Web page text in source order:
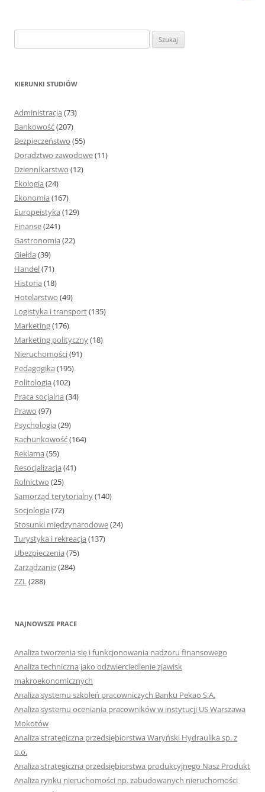
z
KIERUNKI STUDIÓW
Administracja (73)
Bankowość(207)
Bezpieczeństwo (55)
Doradztwo zawodowe(11)
Dziennikarstwo (12)
Ekologia (24)
Ekonomia (167)
Europeistyka (129)
Finanse(241)
Gastronomia (22)
Giełda (39)
Handel(71)
Historia (18)
Hotelarstwo (49)
Logistyka i transport(135)
Marketing(176)
Marketing polityczny(18)
Nieruchomości(91)
Pedagogika (195)
Politologia (102)
Praca socjalna (34)
Prawo (97)
Psychologia (29)
Rachunkowość(164)
Reklama (55)
Resocjalizacja (41)
Rolnictwo (25)
Samorząd terytorialny(140)
Socjologia (72)
Stosunki międzynarodowe(24)
Turystyka i rekreacja (137)
Ubezpieczenia (75)
Zarządzanie(284)
ZZL(288)
NAJNOWSZE PRACE
Analiza tworzenia się i funkcjonowania nadzoru finansowego
Analiza techniczna jako odzwierciedlenie zjawisk
makroekonomicznych
Analiza systemu szkoleń pracowniczych Banku Pekao S.A.
Analiza systemu oceniania pracowników w instytucji US Warszawa
Mokotów
Analiza strategiczna przedsiębiorstwa Waryński Hydraulika sp. z
o.o.
Analiza strategiczna przedsiębiorstwa produkcyjnego Nasz Produkt
Analiza rynku nieruchomości np. zabudowanych nieruchomości